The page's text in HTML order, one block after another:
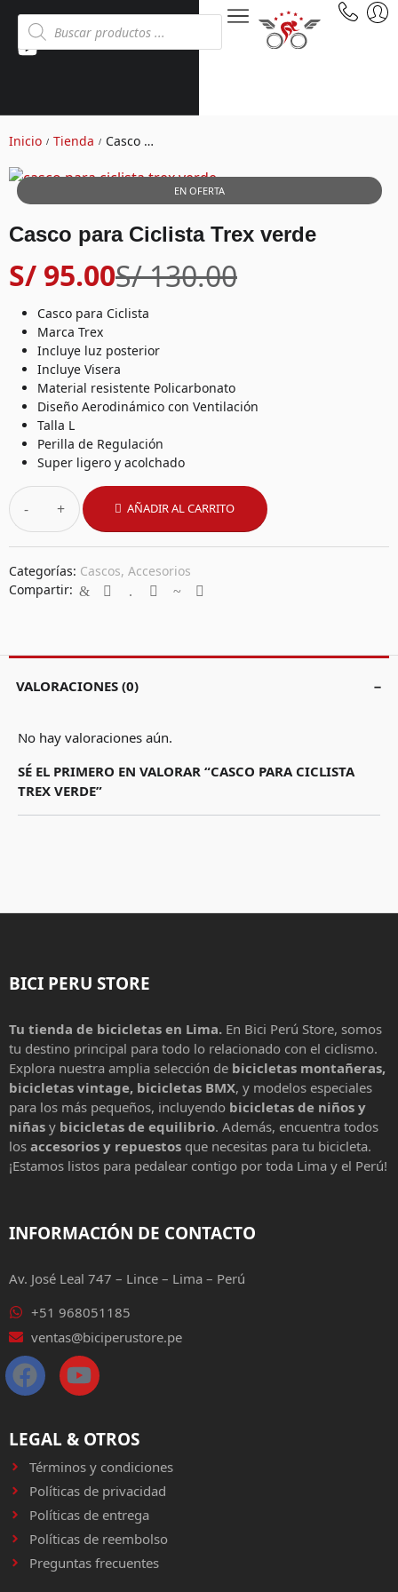
Inicio / Tienda / Casco para Ciclista Trex verde
EN OFERTA
Casco para Ciclista Trex verde
S/130.00
S/ 95.00
Casco para Ciclista
Marca Trex
Incluye luz posterior
Incluye Visera
Material resistente Policarbonato
Diseño Aerodinámico con Ventilación
Talla L
Perilla de Regulación
Super ligero y acolchado
- + AÑADIR AL CARRITO
Categorías: Cascos, Accesorios
Compartir:
VALORACIONES (0)
No hay valoraciones aún.
SÉ EL PRIMERO EN VALORAR “CASCO PARA CICLISTA
TREX VERDE”
BICI PERU STORE
Tu tienda de bicicletas en Lima. En Bici Perú Store, somos
tu destino principal para todo lo relacionado con el ciclismo.
Explora nuestra amplia selección de bicicletas montañeras,
bicicletas vintage, bicicletas BMX, y modelos especiales
para los más pequeños, incluyendo bicicletas de niños y
niñas y bicicletas de equilibrio. Además, encuentra todos
los accesorios y repuestos que necesitas para tu bicicleta.
¡Estamos listos para pedalear contigo por toda Lima y el Perú!
INFORMACIÓN DE CONTACTO
Av. José Leal 747 – Lince – Lima – Perú
+51 968051185
ventas@biciperustore.pe
LEGAL & OTROS
Términos y condiciones
Políticas de privacidad
Políticas de entrega
Políticas de reembolso
Preguntas frecuentes